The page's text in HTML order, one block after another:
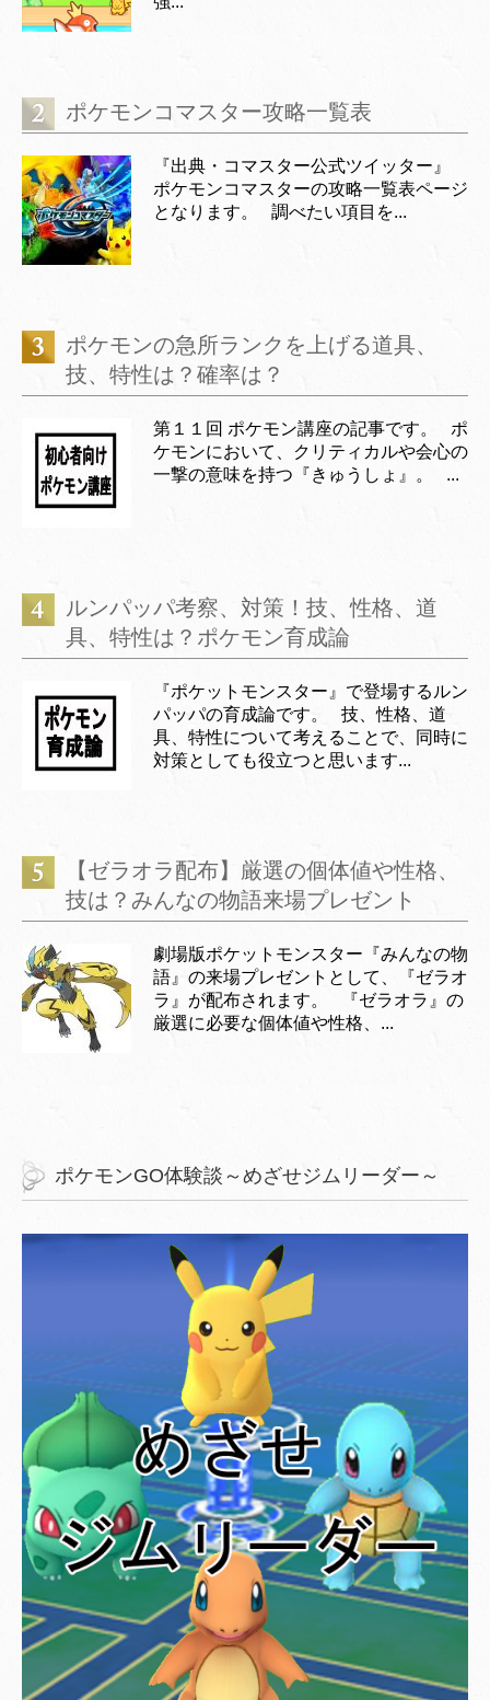
ポケモンコマスター攻略一覧表
『出典・コマスター公式ツイッター』
ポケモンコマスターの攻略一覧表ページ
となります。 調べたい項目を...
ポケモンの急所ランクを上げる道具、
技、特性は？確率は？
第１１回 ポケモン講座の記事です。 ポ
ケモンにおいて、クリティカルや会心の
一撃の意味を持つ『きゅうしょ』。 ...
ルンパッパ考察、対策！技、性格、道
具、特性は？ポケモン育成論
『ポケットモンスター』で登場するルン
パッパの育成論です。 技、性格、道
具、特性について考えることで、同時に
対策としても役立つと思います...
【ゼラオラ配布】厳選の個体値や性格、
技は？みんなの物語来場プレゼント
劇場版ポケットモンスター『みんなの物
語』の来場プレゼントとして、『ゼラオ
ラ』が配布されます。 『ゼラオラ』の
厳選に必要な個体値や性格、...
ポケモンGO体験談～めざせジムリーダー～